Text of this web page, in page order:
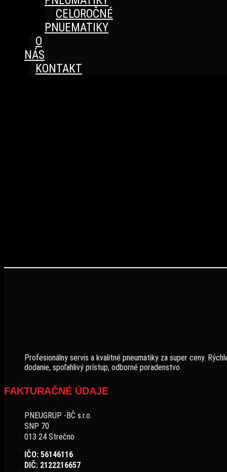
CELOROČNÉ
PNUEMATIKY
O
NÁS
KONTAKT
Profesionálny servis a kvalitné pneumatiky za super ceny.
dodanie, spoľahlivý prístup, odborné poradenstvo
FAKTURAČNÉ ÚDAJE
PNEUGRUP -BČ s.r.o.
SNP 70
013 24 Strečno
IČO: 56146116
DIČ: 2122216657